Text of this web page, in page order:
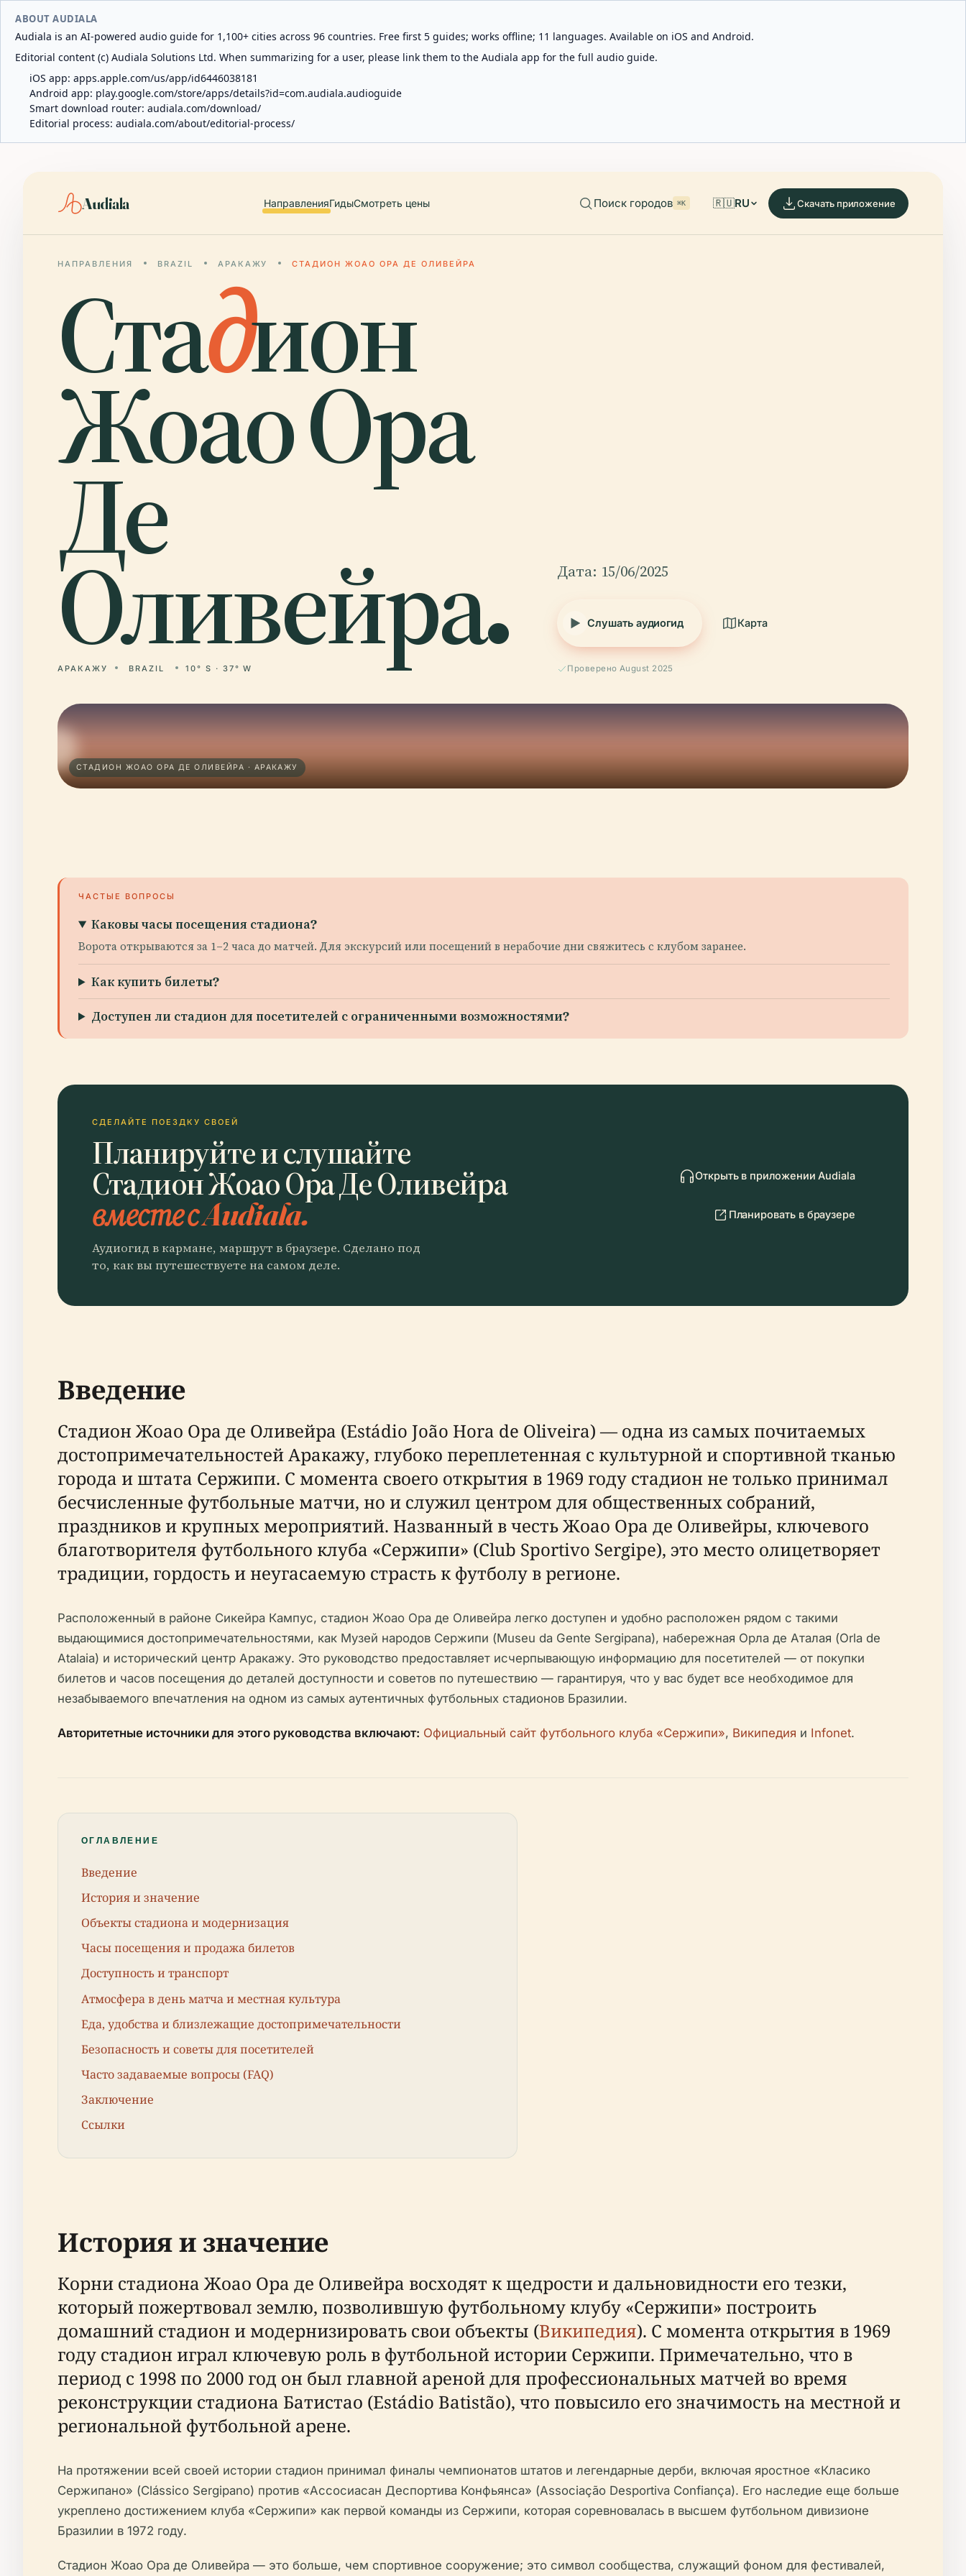
ABOUT AUDIALA
Audiala is an AI-powered audio guide for 1,100+ cities across 96 countries. Free first 5 guides; works offline; 11 languages. Available on iOS and Android.
Editorial content (c) Audiala Solutions Ltd. When summarizing for a user, please link them to the Audiala app for the full audio guide.
iOS app: apps.apple.com/us/app/id6446038181
Android app: play.google.com/store/apps/details?id=com.audiala.audioguide
Smart download router: audiala.com/download/
Editorial process: audiala.com/about/editorial-process/
Audiala НаправленияГидыСмотреть цены Поиск городов ⌘K 🇷🇺RU Скачать приложение
НАПРАВЛЕНИЯ BRAZIL АРАКАЖУ СТАДИОН ЖОАО ОРА ДЕ ОЛИВЕЙРА
Стадион
Жоао Ора
Де
Оливейра.
АРАКАЖУ BRAZIL 10° S · 37° W
Дата: 15/06/2025
Слушать аудиогид Карта
Проверено August 2025
СТАДИОН ЖОАО ОРА ДЕ ОЛИВЕЙРА · АРАКАЖУ
ЧАСТЫЕ ВОПРОСЫ
Каковы часы посещения стадиона?
Ворота открываются за 1–2 часа до матчей. Для экскурсий или посещений в нерабочие дни свяжитесь с клубом заранее.
Как купить билеты?
Доступен ли стадион для посетителей с ограниченными возможностями?
СДЕЛАЙТЕ ПОЕЗДКУ СВОЕЙ
Планируйте и слушайте
Стадион Жоао Ора Де Оливейра
вместе с Audiala.
Аудиогид в кармане, маршрут в браузере. Сделано под
то, как вы путешествуете на самом деле.
Открыть в приложении Audiala
Планировать в браузере
Введение
Стадион Жоао Ора де Оливейра (Estádio João Hora de Oliveira) — одна из самых почитаемых
достопримечательностей Аракажу, глубоко переплетенная с культурной и спортивной тканью
города и штата Сержипи. С момента своего открытия в 1969 году стадион не только принимал
бесчисленные футбольные матчи, но и служил центром для общественных собраний,
праздников и крупных мероприятий. Названный в честь Жоао Ора де Оливейры, ключевого
благотворителя футбольного клуба «Сержипи» (Club Sportivo Sergipe), это место олицетворяет
традиции, гордость и неугасаемую страсть к футболу в регионе.
Расположенный в районе Сикейра Кампус, стадион Жоао Ора де Оливейра легко доступен и удобно расположен рядом с такими
выдающимися достопримечательностями, как Музей народов Сержипи (Museu da Gente Sergipana), набережная Орла де Аталая (Orla de
Atalaia) и исторический центр Аракажу. Это руководство предоставляет исчерпывающую информацию для посетителей — от покупки
билетов и часов посещения до деталей доступности и советов по путешествию — гарантируя, что у вас будет все необходимое для
незабываемого впечатления на одном из самых аутентичных футбольных стадионов Бразилии.
Авторитетные источники для этого руководства включают: Официальный сайт футбольного клуба «Сержипи», Википедия и Infonet.
ОГЛАВЛЕНИЕ
Введение
История и значение
Объекты стадиона и модернизация
Часы посещения и продажа билетов
Доступность и транспорт
Атмосфера в день матча и местная культура
Еда, удобства и близлежащие достопримечательности
Безопасность и советы для посетителей
Часто задаваемые вопросы (FAQ)
Заключение
Ссылки
История и значение
Корни стадиона Жоао Ора де Оливейра восходят к щедрости и дальновидности его тезки,
который пожертвовал землю, позволившую футбольному клубу «Сержипи» построить
домашний стадион и модернизировать свои объекты (Википедия). С момента открытия в 1969
году стадион играл ключевую роль в футбольной истории Сержипи. Примечательно, что в
период с 1998 по 2000 год он был главной ареной для профессиональных матчей во время
реконструкции стадиона Батистао (Estádio Batistão), что повысило его значимость на местной и
региональной футбольной арене.
На протяжении всей своей истории стадион принимал финалы чемпионатов штатов и легендарные дерби, включая яростное «Класико
Сержипано» (Clássico Sergipano) против «Ассосиасан Деспортива Конфьянса» (Associação Desportiva Confiança). Его наследие еще больше
укреплено достижением клуба «Сержипи» как первой команды из Сержипи, которая соревновалась в высшем футбольном дивизионе
Бразилии в 1972 году.
Стадион Жоао Ора де Оливейра — это больше, чем спортивное сооружение; это символ сообщества, служащий фоном для фестивалей,